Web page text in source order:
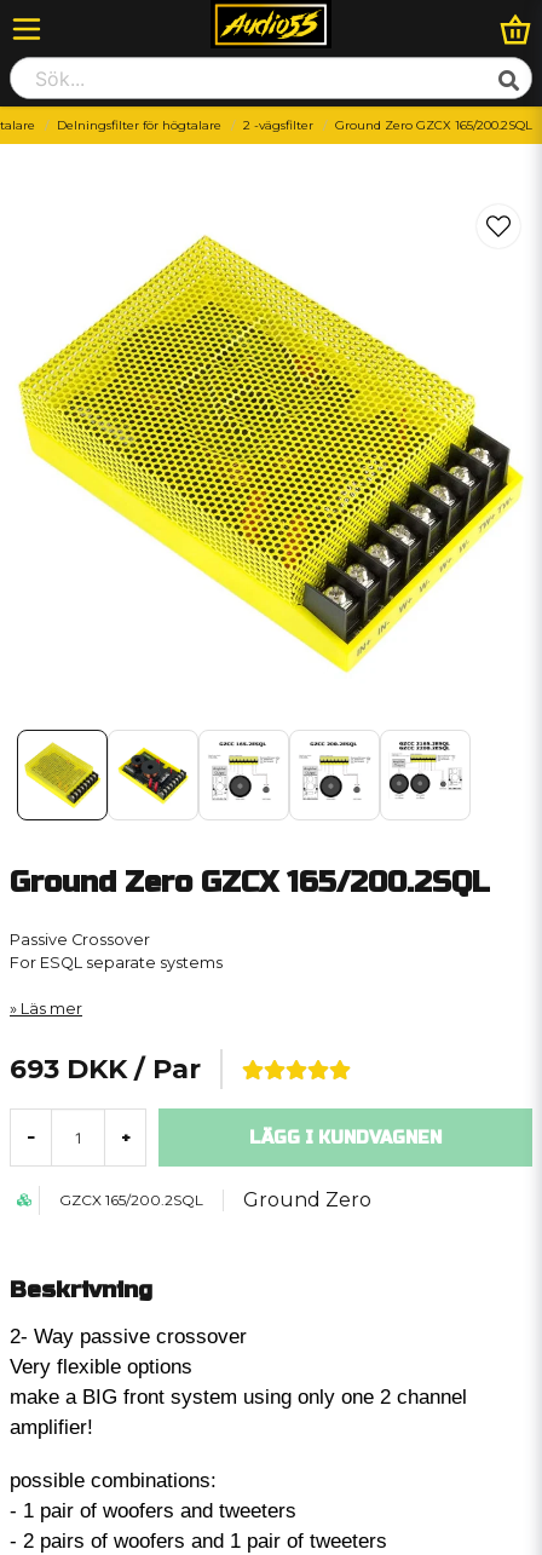
Delningsfilter för högtalare 2 -vägsfilter Ground Zero GZCX 165/200.2SQL
Ground Zero GZCX 165/200.2SQL
Passive Crossover
For ESQL separate systems
Läs mer
693 DKK / Par
- + LÄGG I KUNDVAGNEN
GZCX 165/200.2SQL Ground Zero
Beskrivning
2- Way passive crossover
Very flexible options
make a BIG front system using only one 2 channel
amplifier!
possible combinations:
- 1 pair of woofers and tweeters
- 2 pairs of woofers and 1 pair of tweeters